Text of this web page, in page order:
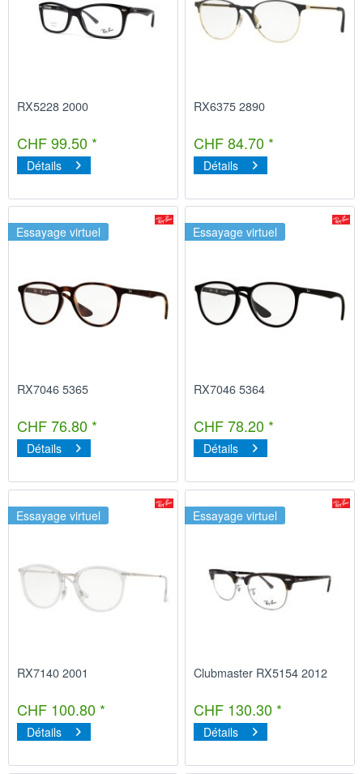
RX5228 2000
CHF 99.50 *
Détails
RX6375 2890
CHF 84.70 *
Détails
Essayage virtuel
RX7046 5365
CHF 76.80 *
Détails
Essayage virtuel
RX7046 5364
CHF 78.20 *
Détails
Essayage virtuel
RX7140 2001
CHF 100.80 *
Détails
Essayage virtuel
Clubmaster RX5154 2012
CHF 130.30 *
Détails